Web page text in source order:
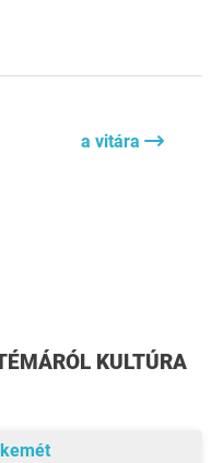
a vitára
KULTÚRA